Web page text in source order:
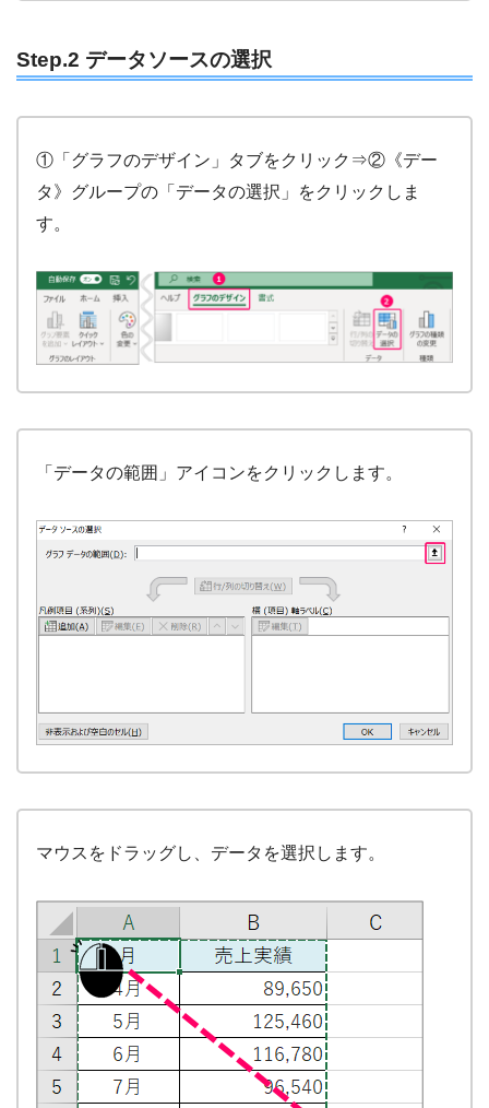
Step.2 データソースの選択
①「グラフのデザイン」タブをクリック⇒②《デー
タ》グループの「データの選択」をクリックしま
す。
「データの範囲」アイコンをクリックします。
マウスをドラッグし、データを選択します。